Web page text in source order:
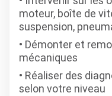
moteur, boîte de
suspension,
Démonter et
mécaniques
Réaliser des
selon votre niveau